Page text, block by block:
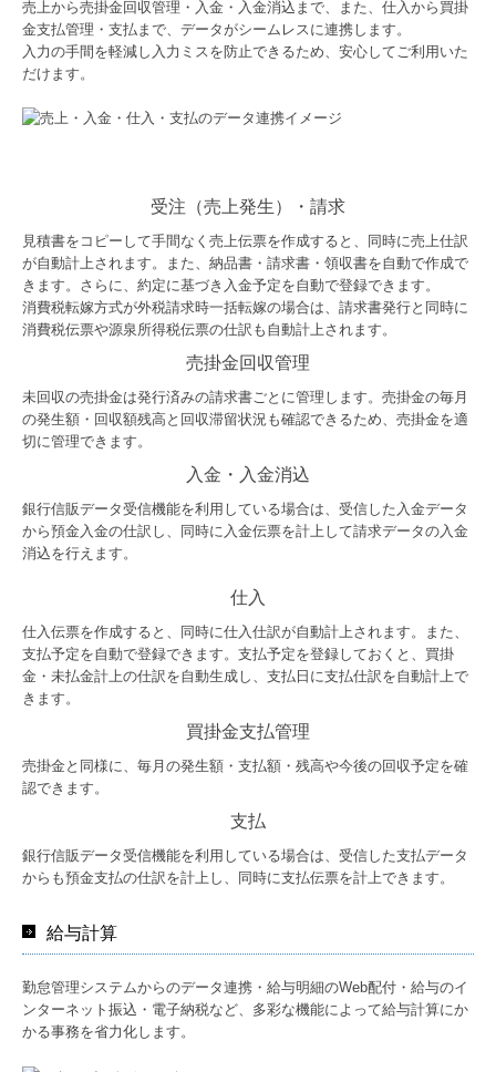
売上から売掛金回収管理・入金・入金消込まで、また、仕入から買掛
金支払管理・支払まで、データがシームレスに連携します。
入力の手間を軽減し入力ミスを防止できるため、安心してご利用いた
だけます。
受注（売上発生）・請求
見積書をコピーして手間なく売上伝票を作成すると、同時に売上仕訳
が自動計上されます。また、納品書・請求書・領収書を自動で作成で
きます。さらに、約定に基づき入金予定を自動で登録できます。
消費税転嫁方式が外税請求時一括転嫁の場合は、請求書発行と同時に
消費税伝票や源泉所得税伝票の仕訳も自動計上されます。
売掛金回収管理
未回収の売掛金は発行済みの請求書ごとに管理します。売掛金の毎月
の発生額・回収額残高と回収滞留状況も確認できるため、売掛金を適
切に管理できます。
入金・入金消込
銀行信販データ受信機能を利用している場合は、受信した入金データ
から預金入金の仕訳し、同時に入金伝票を計上して請求データの入金
消込を行えます。
仕入
仕入伝票を作成すると、同時に仕入仕訳が自動計上されます。また、
支払予定を自動で登録できます。支払予定を登録しておくと、買掛
金・未払金計上の仕訳を自動生成し、支払日に支払仕訳を自動計上で
きます。
買掛金支払管理
売掛金と同様に、毎月の発生額・支払額・残高や今後の回収予定を確
認できます。
支払
銀行信販データ受信機能を利用している場合は、受信した支払データ
からも預金支払の仕訳を計上し、同時に支払伝票を計上できます。
給与計算
勤怠管理システムからのデータ連携・給与明細のWeb配付・給与のイ
ンターネット振込・電子納税など、多彩な機能によって給与計算にか
かる事務を省力化します。